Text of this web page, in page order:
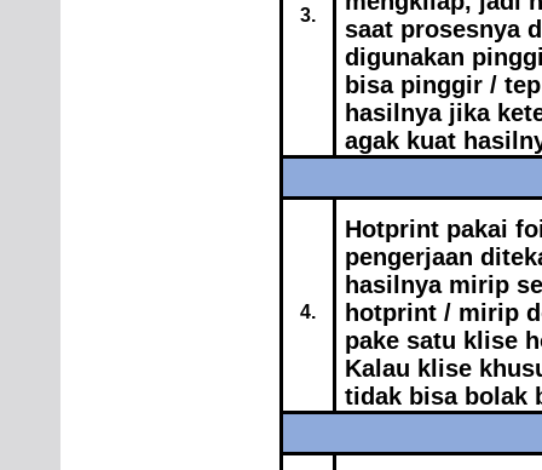
3.
saat prosesnya
digunakan
bisa pinggir /
hasilnya jika
agak kuat
4.
Hotprint pakai
pengerjaan
hasilnya mirip
hotprint / mirip
pake satu klise
Kalau klise
tidak bisa bolak